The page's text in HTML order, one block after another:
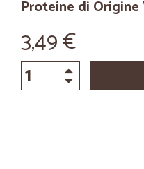
Proteine di
3,49 €